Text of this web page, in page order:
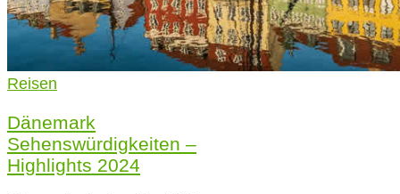
Reisen
Dänemark
Sehenswürdigkeiten –
Highlights 2024